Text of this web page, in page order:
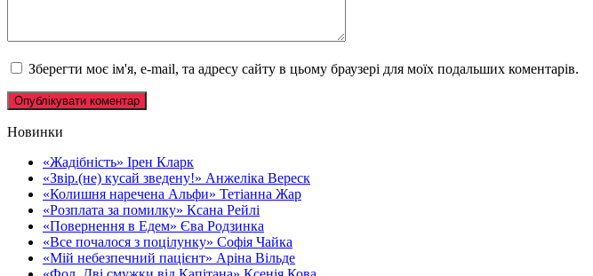
Зберегти моє ім'я, e-mail, та адресу сайту в цьому браузері для моїх подальших коментарів.
Новинки
«Жадібність» Ірен Кларк
«Звір.(не) кусай зведену!» Анжеліка Вереск
«Колишня наречена Альфи» Тетіанна Жар
«Розплата за помилку» Ксана Рейлі
«Повернення в Едем» Єва Родзинка
«Все почалося з поцілунку» Софія Чайка
«Мій небезпечний пацієнт» Аріна Вільде